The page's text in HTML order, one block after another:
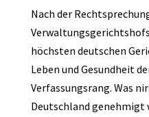
Nach der
höchsten deutschen
Leben und Gesundheit
Verfassungsrang. Was
Deutschland genehmigt